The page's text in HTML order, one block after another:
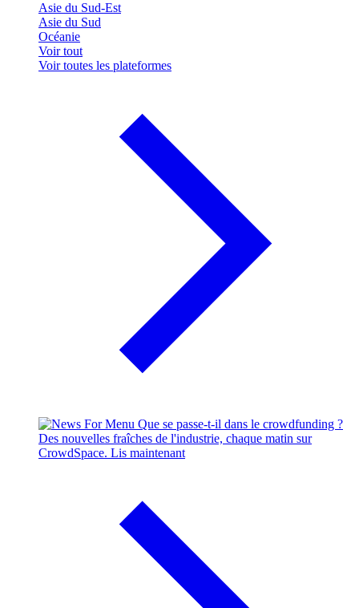
Asie du Sud-Est
Asie du Sud
Océanie
Voir tout
Voir toutes les plateformes
Que se passe-t-il dans le crowdfunding ?
Des nouvelles fraîches de l'industrie, chaque matin sur
CrowdSpace. Lis maintenant